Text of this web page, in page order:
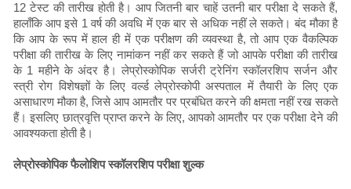
12 टेस्ट की तारीख होती है। आप जितनी बार चाहें उतनी बार परीक्षा दे सकते हैं,
हालाँकि आप इसे 1 वर्ष की अवधि में एक बार से अधिक नहीं ले सकते। बंद मौका है
कि आप के रूप में हाल ही में एक परीक्षण की व्यवस्था है, तो आप एक वैकल्पिक
परीक्षा की तारीख के लिए नामांकन नहीं कर सकते हैं जो आपके परीक्षा की तारीख
के 1 महीने के अंदर है। लेप्रोस्कोपिक सर्जरी ट्रेनिंग स्कॉलरशिप सर्जन और
स्त्री रोग विशेषज्ञों के लिए वर्ल्ड लेप्रोस्कोपी अस्पताल में तैयारी के लिए एक
असाधारण मौका है, जिसे आप आमतौर पर प्रबंधित करने की क्षमता नहीं रख सकते
हैं। इसलिए छात्रवृत्ति प्राप्त करने के लिए, आपको आमतौर पर एक परीक्षा देने की
आवश्यकता होती है।
लेप्रोस्कोपिक फैलोशिप स्कॉलरशिप परीक्षा शुल्क